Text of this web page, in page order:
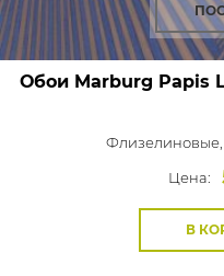
Обои Marburg Papis
Флизелиновые,
Цена:
В